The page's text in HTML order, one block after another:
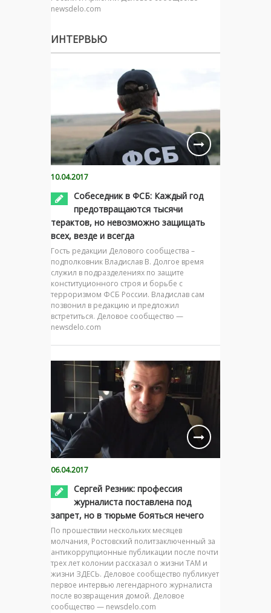
newsdelo.com
ИНТЕРВЬЮ
10.04.2017
Собеседник в ФСБ: Каждый год
предотвращаются тысячи
терактов, но невозможно защищать
всех, везде и всегда
Гость редакции Делового сообщества –
подполковник Владислав В. Долгое время
служил в подразделениях по защите
конституционного строя и борьбе с
терроризмом ФСБ России. Владислав сам
позвонил в редакцию и предложил
встретиться. Деловое сообщество —
newsdelo.com
06.04.2017
Сергей Резник: профессия
журналиста поставлена под
запрет, но в тюрьме бояться нечего
По прошествии нескольких месяцев
молчания, Ростовский политзаключенный за
антикоррупционные публикации после почти
трех лет колонии рассказал о жизни ТАМ и
жизни ЗДЕСЬ. Деловое сообщество публикует
первое интервью легендарного журналиста
после возвращения домой. Деловое
сообщество — newsdelo.com